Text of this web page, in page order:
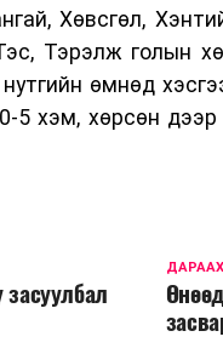
Хөвсгөл,
Тэрэлж голын
өмнөд
5 хэм, хөрсөн
засуулбал